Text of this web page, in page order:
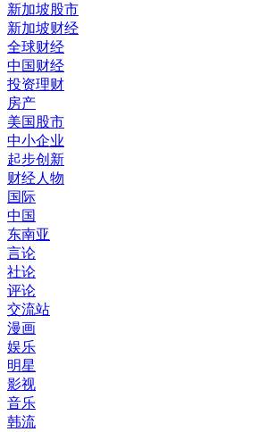
新加坡股市
新加坡财经
全球财经
中国财经
投资理财
房产
美国股市
中小企业
起步创新
财经人物
国际
中国
东南亚
言论
社论
评论
交流站
漫画
娱乐
明星
影视
音乐
韩流